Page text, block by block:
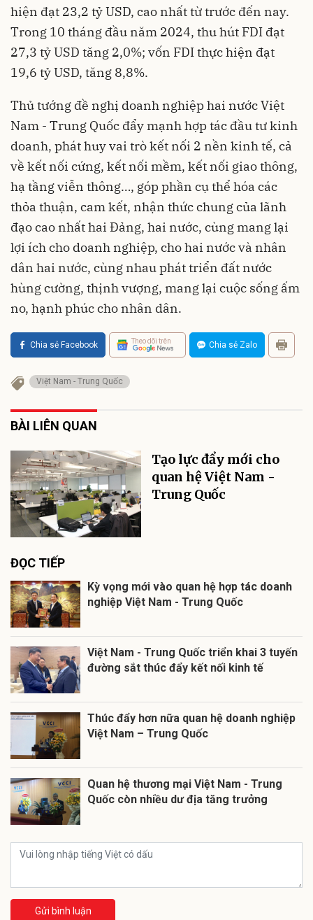
hiện đạt 23,2 tỷ USD, cao nhất từ trước đến nay.
Trong 10 tháng đầu năm 2024, thu hút FDI đạt
27,3 tỷ USD tăng 2,0%; vốn FDI thực hiện đạt
19,6 tỷ USD, tăng 8,8%.
Thủ tướng đề nghị doanh nghiệp hai nước Việt
Nam - Trung Quốc đẩy mạnh hợp tác đầu tư kinh
doanh, phát huy vai trò kết nối 2 nền kinh tế, cả
về kết nối cứng, kết nối mềm, kết nối giao thông,
hạ tầng viễn thông…, góp phần cụ thể hóa các
thỏa thuận, cam kết, nhận thức chung của lãnh
đạo cao nhất hai Đảng, hai nước, cùng mang lại
lợi ích cho doanh nghiệp, cho hai nước và nhân
dân hai nước, cùng nhau phát triển đất nước
hùng cường, thịnh vượng, mang lại cuộc sống ấm
no, hạnh phúc cho nhân dân.
Chia sẻ Facebook Theo dõi trên Chia sẻ Zalo
Việt Nam - Trung Quốc
BÀI LIÊN QUAN
Tạo lực đẩy mới cho
quan hệ Việt Nam -
Trung Quốc
ĐỌC TIẾP
Kỳ vọng mới vào quan hệ hợp tác doanh
nghiệp Việt Nam - Trung Quốc
Việt Nam - Trung Quốc triển khai 3 tuyến
đường sắt thúc đẩy kết nối kinh tế
Thúc đẩy hơn nữa quan hệ doanh nghiệp
Việt Nam – Trung Quốc
Quan hệ thương mại Việt Nam - Trung
Quốc còn nhiều dư địa tăng trưởng
Gửi bình luận